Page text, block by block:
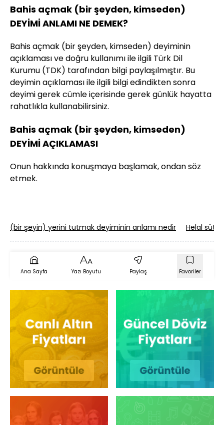
Bahis açmak (bir şeyden, kimseden)
DEYİMİ ANLAMI NE DEMEK?
Bahis açmak (bir şeyden, kimseden) deyiminin
açıklaması ve doğru kullanımı ile ilgili Türk Dil
Kurumu (TDK) tarafından bilgi paylaşılmıştır. Bu
deyimin açıklaması ile ilgili bilgi edindikten sonra
deyimi gerek cümle içerisinde gerek günlük hayatta
rahatlıkla kullanabilirsiniz.
Bahis açmak (bir şeyden, kimseden)
DEYİMİ AÇIKLAMASI
Onun hakkında konuşmaya başlamak, ondan söz
etmek.
(bir şeyin) yerini tutmak deyiminin anlamı nedir Helal süt
Ana Sayfa Yazı Boyutu Paylaş Favoriler